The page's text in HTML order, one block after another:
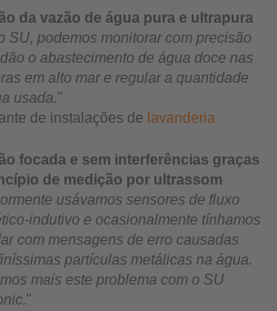
da vazão de água pura e ultrapura
SU, podemos monitorar com precisão
o abastecimento de água doce nas
em alto mar e regular a quantidade
usada."
de instalações de lavanderia
focada e sem interferências graças
de medição por ultrassom
usávamos sensores de fluxo
indutivo e ocasionalmente tínhamos
com mensagens de erro causadas
partículas metálicas na água.
mais este problema com o SU
"